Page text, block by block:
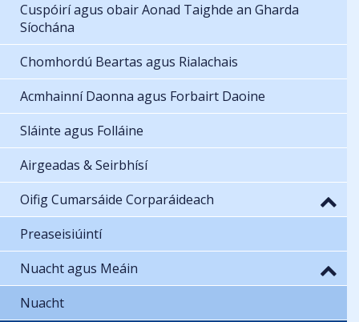
Cuspóirí agus obair Aonad Taighde an Gharda
Síochána
Chomhordú Beartas agus Rialachais
Acmhainní Daonna agus Forbairt Daoine
Sláinte agus Folláine
Airgeadas & Seirbhísí
Oifig Cumarsáide Corparáideach
Preaseisiúintí
Nuacht agus Meáin
Nuacht